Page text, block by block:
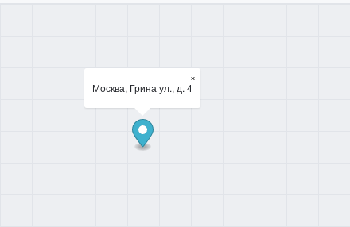
Москва, Грина ул., д. 4
×